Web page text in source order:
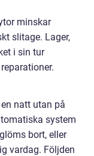
minskar
slitage. Lager,
i sin tur
natt utan på
system
bort, eller
vardag. Följden